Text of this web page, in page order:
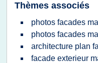
Thèmes associés
photos facades
photos facades
architecture plan
facade exterieur